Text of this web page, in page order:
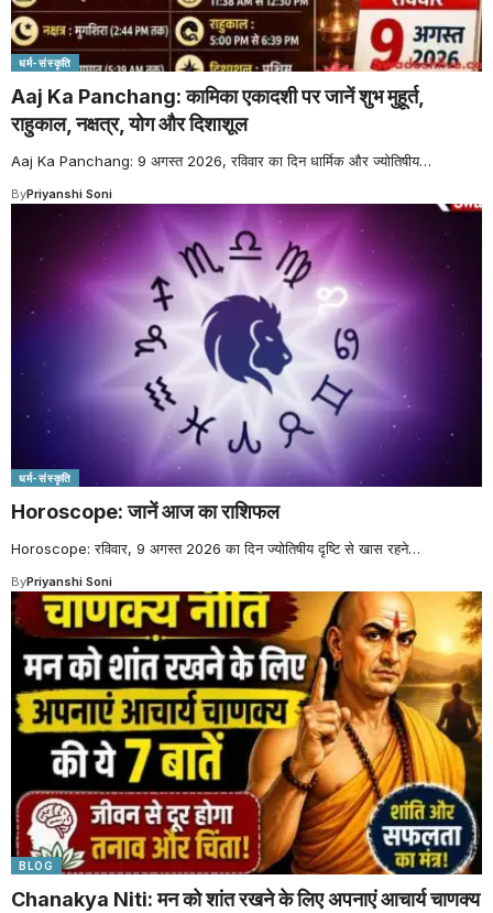
धर्म-संस्कृति
Aaj Ka Panchang: कामिका एकादशी पर जानें शुभ मुहूर्त,
राहुकाल, नक्षत्र, योग और दिशाशूल
Aaj Ka Panchang: 9 अगस्त 2026, रविवार का दिन धार्मिक और ज्योतिषीय…
ByPriyanshi Soni
धर्म-संस्कृति
Horoscope: जानें आज का राशिफल
Horoscope: रविवार, 9 अगस्त 2026 का दिन ज्योतिषीय दृष्टि से खास रहने…
ByPriyanshi Soni
BLOG
Chanakya Niti: मन को शांत रखने के लिए अपनाएं आचार्य चाणक्य